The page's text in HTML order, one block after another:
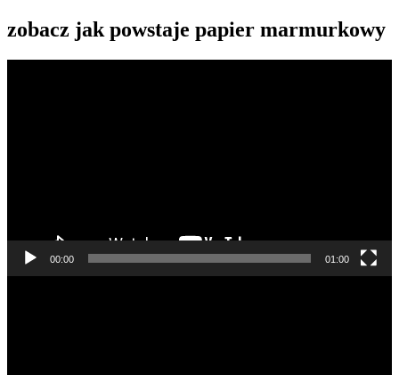
zobacz jak powstaje papier marmurkowy
00:00 01:00